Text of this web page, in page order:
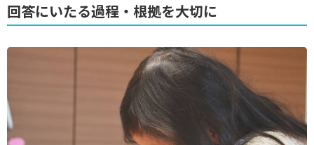
回答にいたる過程・根拠を大切に